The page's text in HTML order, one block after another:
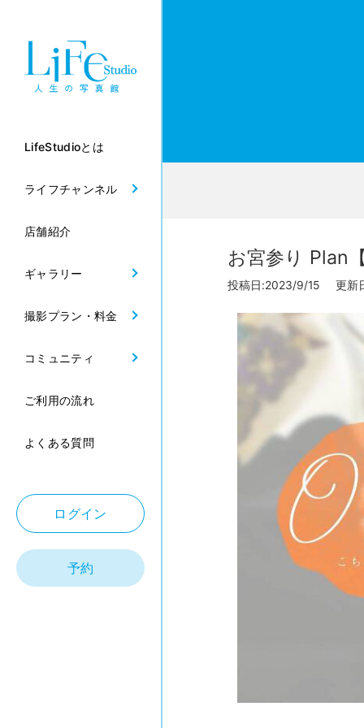
LifeStudioとは
ライフチャンネル
店舗紹介
ギャラリー
撮影プラン・料金
コミュニティ
ご利用の流れ
よくある質問
ログイン
予約
お宮参り Plan
投稿日:2023/9/15 更新